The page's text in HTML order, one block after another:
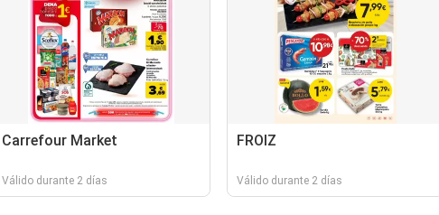
Carrefour Market
Válido durante 2 días
FROIZ
Válido durante 2 días